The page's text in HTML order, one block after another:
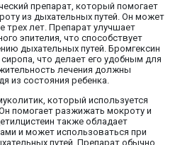
препарат, который помогает
из дыхательных путей. Он может
трех лет. Препарат улучшает
эпителия, что способствует
дыхательных путей. Бромгексин
что делает его удобным для
лечения должны
из состояния ребенка.
который используется
помогает разжижать мокроту и
также обладает
и может использоваться при
путей. Препарат обычно